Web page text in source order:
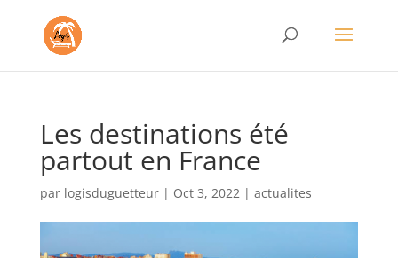
Les destinations été
partout en France
par logisduguetteur| Oct 3, 2022| actualites